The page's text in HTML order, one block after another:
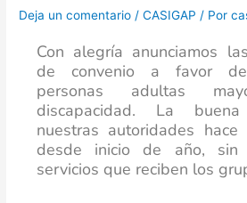
Deja un comentario /CASIGAP / Por
Con alegría anunciamos
de convenio a favor
personas adultas
discapacidad. La
nuestras autoridades
desde inicio de año, sin
servicios que reciben los